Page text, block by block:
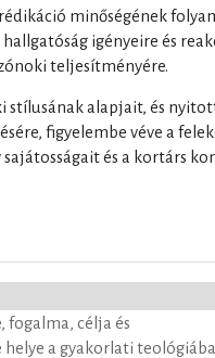
minőségének
igényeire és
teljesítményére.
stílusának alapjait, és
figyelembe véve a
és a kortárs
fogalma, célja és
helye a gyakorlati